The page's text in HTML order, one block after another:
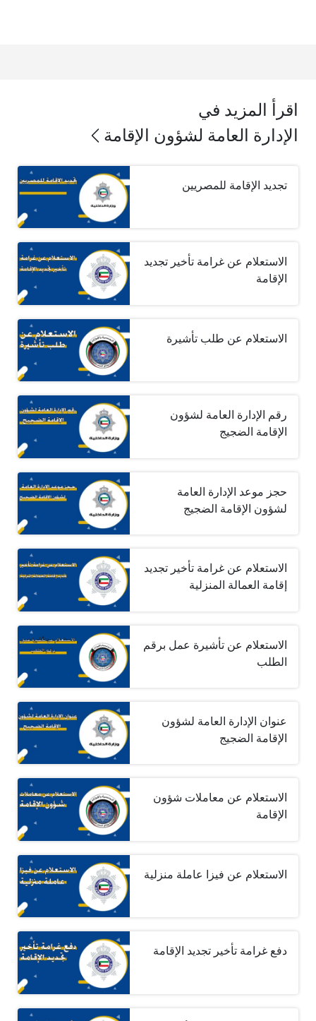
اقرأ المزيد في
الإدارة العامة لشؤون الإقامة
تجديد الإقامة للمصريين
الاستعلام عن غرامة تأخير تجديد
الإقامة
الاستعلام عن طلب تأشيرة
رقم الإدارة العامة لشؤون
الإقامة الضجيج
حجز موعد الإدارة العامة
لشؤون الإقامة الضجيج
الاستعلام عن غرامة تأخير تجديد
إقامة العمالة المنزلية
الاستعلام عن تأشيرة عمل برقم
الطلب
عنوان الإدارة العامة لشؤون
الإقامة الضجيج
الاستعلام عن معاملات شؤون
الإقامة
الاستعلام عن فيزا عاملة منزلية
دفع غرامة تأخير تجديد الإقامة